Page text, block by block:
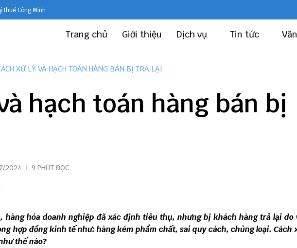
thuế Công Minh
Trang chủ Giới thiệu Dịch vụ Tin tức
XỬ LÝ VÀ HẠCH TOÁN HÀNG BÁN BỊ TRẢ LẠI
hạch toán hàng bán bị
2024 9 PHÚT ĐỌC
hàng hóa doanh nghiệp đã xác định tiêu thụ, nhưng bị khách hàng trả lại do
hợp đồng kinh tế như: hàng kém phẩm chất, sai quy cách, chủng loại. Cách
thế nào?